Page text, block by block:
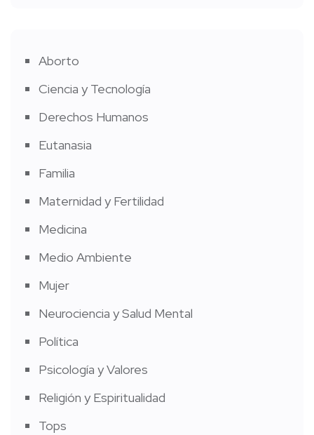
Aborto
Ciencia y Tecnología
Derechos Humanos
Eutanasia
Familia
Maternidad y Fertilidad
Medicina
Medio Ambiente
Mujer
Neurociencia y Salud Mental
Política
Psicología y Valores
Religión y Espiritualidad
Tops